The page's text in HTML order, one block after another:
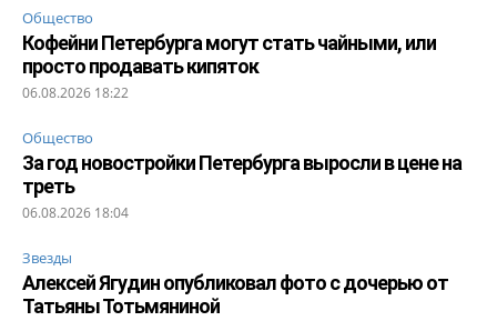
Общество
Кофейни Петербурга могут стать чайными, или
просто продавать кипяток
06.08.2026 18:22
Общество
За год новостройки Петербурга выросли в цене на
треть
06.08.2026 18:04
Звезды
Алексей Ягудин опубликовал фото с дочерью от
Татьяны Тотьмяниной